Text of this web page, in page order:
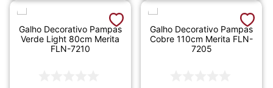
Galho Decorativo Pampas
Verde Light 80cm Merita
FLN-7210
Galho Decorativo Pampas
Cobre 110cm Merita FLN-
7205